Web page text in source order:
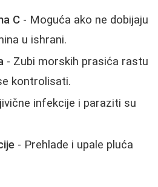
C - Moguća ako ne dobijaju
u ishrani.
- Zubi morskih prasića rastu
kontrolisati.
infekcije i paraziti su
- Prehlade i upale pluća